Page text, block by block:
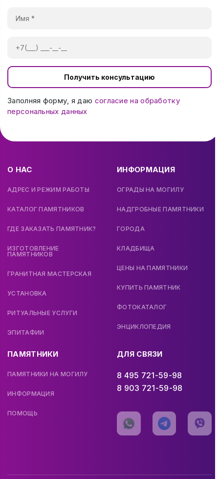
Получить консультацию
Заполняя форму, я даю согласие на обработку
персональных данных
О НАС
АДРЕС И РЕЖИМ РАБОТЫ
КАТАЛОГ ПАМЯТНИКОВ
ГДЕ ЗАКАЗАТЬ ПАМЯТНИК?
ИЗГОТОВЛЕНИЕ
ПАМЯТНИКОВ
ГРАНИТНАЯ МАСТЕРСКАЯ
УСТАНОВКА
РИТУАЛЬНЫЕ УСЛУГИ
ЭПИТАФИИ
ИНФОРМАЦИЯ
ОГРАДЫ НА МОГИЛУ
НАДГРОБНЫЕ ПАМЯТНИКИ
ГОРОДА
КЛАДБИЩА
ЦЕНЫ НА ПАМЯТНИКИ
КУПИТЬ ПАМЯТНИК
ФОТОКАТАЛОГ
ЭНЦИКЛОПЕДИЯ
ПАМЯТНИКИ
ПАМЯТНИКИ НА МОГИЛУ
ИНФОРМАЦИЯ
ПОМОЩЬ
ДЛЯ СВЯЗИ
8 495 721-59-98
8 903 721-59-98